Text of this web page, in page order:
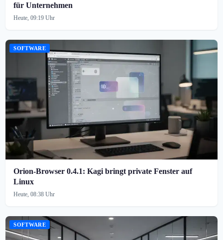
für Unternehmen
Heute, 09:19 Uhr
SOFTWARE
Orion-Browser 0.4.1: Kagi bringt private Fenster auf
Linux
Heute, 08:38 Uhr
SOFTWARE